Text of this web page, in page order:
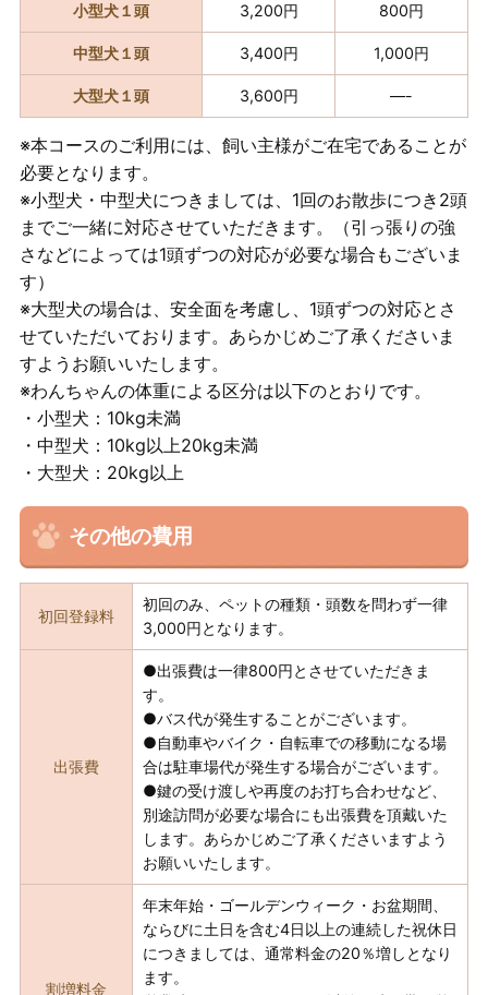
小型犬１頭 3,200円 800円
中型犬１頭 3,400円 1,000円
大型犬１頭 3,600円 —-
※本コースのご利用には、飼い主様がご在宅であることが
必要となります。
※小型犬・中型犬につきましては、1回のお散歩につき2頭
までご一緒に対応させていただきます。（引っ張りの強
さなどによっては1頭ずつの対応が必要な場合もございま
す）
※大型犬の場合は、安全面を考慮し、1頭ずつの対応とさ
せていただいております。あらかじめご了承くださいま
すようお願いいたします。
※わんちゃんの体重による区分は以下のとおりです。
・小型犬：10kg未満
・中型犬：10kg以上20kg未満
・大型犬：20kg以上
その他の費用
初回登録料
初回のみ、ペットの種類・頭数を問わず一律
3,000円となります。
出張費
●出張費は一律800円とさせていただきま
す。
●バス代が発生することがございます。
●自動車やバイク・自転車での移動になる場
合は駐車場代が発生する場合がございます。
●鍵の受け渡しや再度のお打ち合わせなど、
別途訪問が必要な場合にも出張費を頂戴いた
します。あらかじめご了承くださいますよう
お願いいたします。
割増料金
年末年始・ゴールデンウィーク・お盆期間、
ならびに土日を含む4日以上の連続した祝休日
につきましては、通常料金の20％増しとなり
ます。